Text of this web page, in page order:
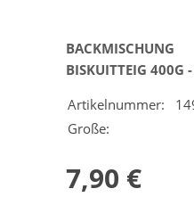
BACKMISCHUNG
BISKUITTEIG 400G
Artikelnummer:
Große:
7,90 €